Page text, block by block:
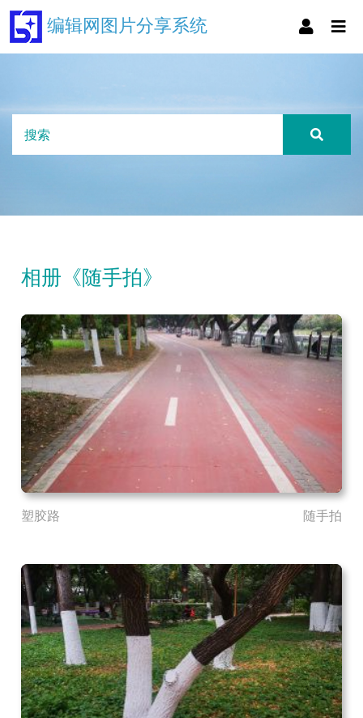
编辑网图片分享系统
相册《随手拍》
塑胶路 随手拍